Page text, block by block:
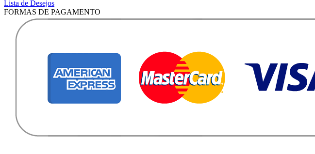
Lista de Desejos
FORMAS DE PAGAMENTO